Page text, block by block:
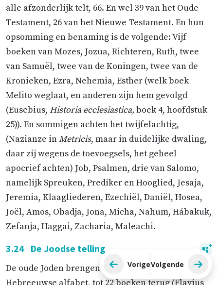
VorigeVolgende
alle afzonderlijk telt, 66. En wel 39 van het Oude
Testament, 26 van het Nieuwe Testament. En hun
opsomming en benaming is de volgende: Vijf
boeken van Mozes, Jozua, Richteren, Ruth, twee
van Samuël, twee van de Koningen, twee van de
Kronieken, Ezra, Nehemia, Esther (welk boek
Melito weglaat, en anderen zijn hem gevolgd
(Eusebius, Historia ecclesiastica, boek 4, hoofdstuk
25)). En sommigen achten het twijfelachtig,
(Nazianze inMetricis, maar in duidelijke dwaling,
daar zij wegens de toevoegsels, het geheel
apocrief achten) Job, Psalmen, drie van Salomo,
namelijk Spreuken, Prediker en Hooglied, Jesaja,
Jeremia, Klaagliederen, Ezechiël, Daniël, Hosea,
Joël, Amos, Obadja, Jona, Micha, Nahum, Hábakuk,
Zefanja, Haggai, Zacharia, Maleachi.
3.24 De Joodse telling
De oude Joden brengen ze, naar het getal van het